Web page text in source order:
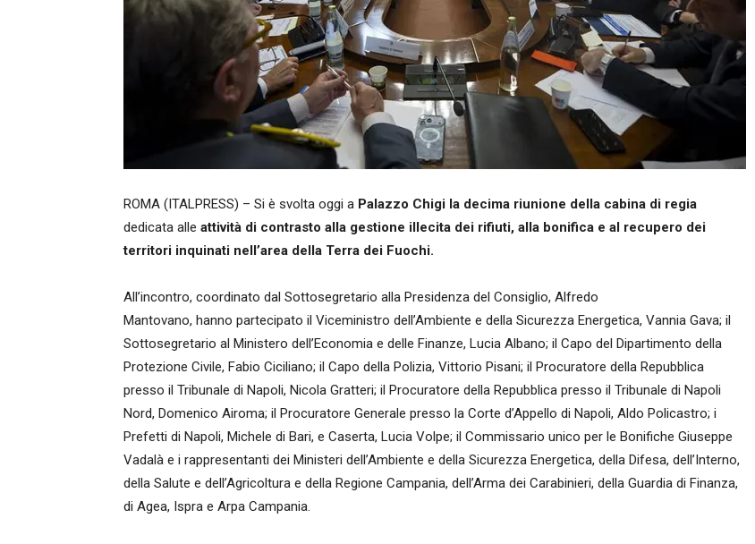
ROMA (ITALPRESS) – Si è svolta oggi a Palazzo Chigi la decima riunione della cabina di regia
dedicata alle attività di contrasto alla gestione illecita dei rifiuti, alla bonifica e al recupero dei
territori inquinati nell’area della Terra dei Fuochi.
All’incontro, coordinato dal Sottosegretario alla Presidenza del Consiglio, Alfredo
Mantovano, hanno partecipato il Viceministro dell’Ambiente e della Sicurezza Energetica, Vannia Gava; il
Sottosegretario al Ministero dell’Economia e delle Finanze, Lucia Albano; il Capo del Dipartimento della
Protezione Civile, Fabio Ciciliano; il Capo della Polizia, Vittorio Pisani; il Procuratore della Repubblica
presso il Tribunale di Napoli, Nicola Gratteri; il Procuratore della Repubblica presso il Tribunale di Napoli
Nord, Domenico Airoma; il Procuratore Generale presso la Corte d’Appello di Napoli, Aldo Policastro; i
Prefetti di Napoli, Michele di Bari, e Caserta, Lucia Volpe; il Commissario unico per le Bonifiche Giuseppe
Vadalà e i rappresentanti dei Ministeri dell’Ambiente e della Sicurezza Energetica, della Difesa, dell’Interno,
della Salute e dell’Agricoltura e della Regione Campania, dell’Arma dei Carabinieri, della Guardia di Finanza,
di Agea, Ispra e Arpa Campania.